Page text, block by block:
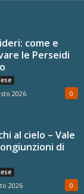
come e
le Perseidi
2026 0
al cielo – Vale
di
2026 0